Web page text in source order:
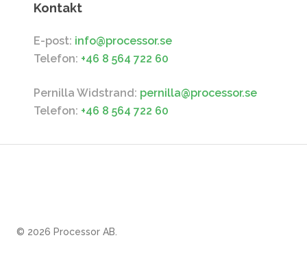
Kontakt
E-post: info@processor.se
Telefon: +46 8 564 722 60
Pernilla Widstrand: pernilla@processor.se
Telefon: +46 8 564 722 60
© 2026 Processor AB.